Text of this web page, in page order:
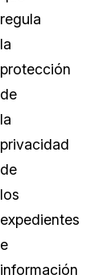
regula
la
protección
de
la
privacidad
de
los
expedientes
e
información